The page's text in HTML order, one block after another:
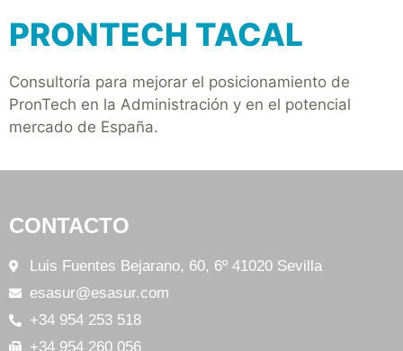
PRONTECH TACAL
Consultoría para mejorar el posicionamiento de
PronTech en la Administración y en el potencial
mercado de España.
CONTACTO
Luis Fuentes Bejarano, 60, 6º 41020 Sevilla
esasur@esasur.com
+34 954 253 518
+34 954 260 056